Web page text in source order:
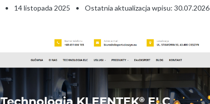
• 14 listopada 2025 • Ostatnia aktualizacja wpisu: 30.07.2026